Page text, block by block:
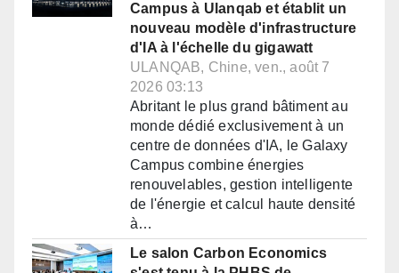
Campus à Ulanqab et établit un
nouveau modèle d'infrastructure
d'IA à l'échelle du gigawatt
ULANQAB, Chine, ven., août 7
2026 03:13
Abritant le plus grand bâtiment au
monde dédié exclusivement à un
centre de données d'IA, le Galaxy
Campus combine énergies
renouvelables, gestion intelligente
de l'énergie et calcul haute densité
à…
Le salon Carbon Economics